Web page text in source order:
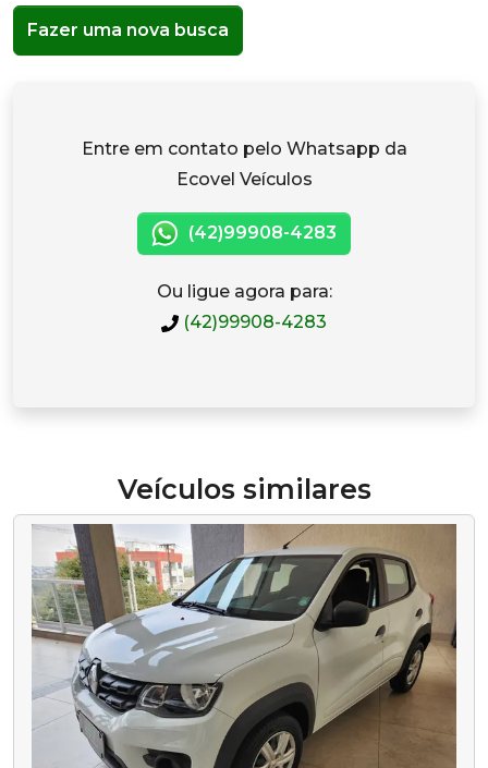
Fazer uma nova busca
Entre em contato pelo Whatsapp da
Ecovel Veículos
(42)99908-4283
Ou ligue agora para:
(42)99908-4283
Veículos similares